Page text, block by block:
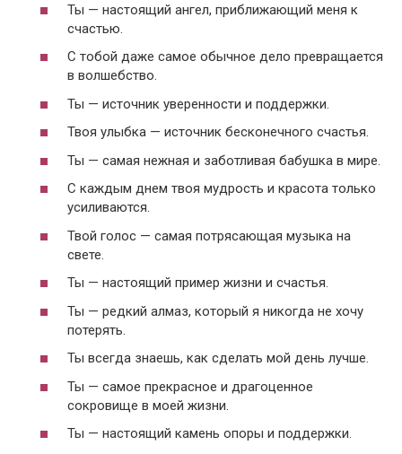
Ты — настоящий ангел, приближающий меня к
счастью.
С тобой даже самое обычное дело превращается
в волшебство.
Ты — источник уверенности и поддержки.
Твоя улыбка — источник бесконечного счастья.
Ты — самая нежная и заботливая бабушка в мире.
С каждым днем твоя мудрость и красота только
усиливаются.
Твой голос — самая потрясающая музыка на
свете.
Ты — настоящий пример жизни и счастья.
Ты — редкий алмаз, который я никогда не хочу
потерять.
Ты всегда знаешь, как сделать мой день лучше.
Ты — самое прекрасное и драгоценное
сокровище в моей жизни.
Ты — настоящий камень опоры и поддержки.